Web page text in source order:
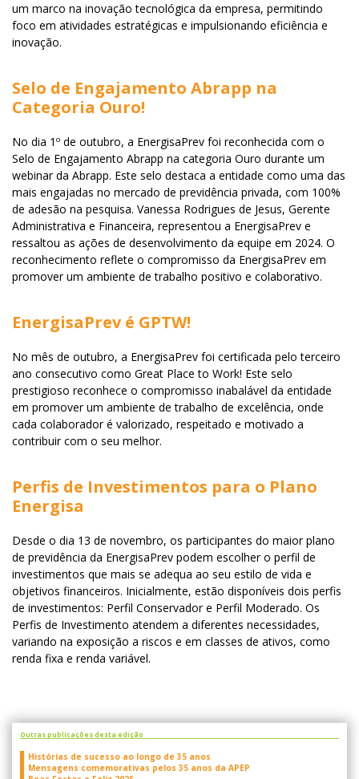
um marco na inovação tecnológica da empresa, permitindo
foco em atividades estratégicas e impulsionando eficiência e
inovação.
Selo de Engajamento Abrapp na
Categoria Ouro!
No dia 1º de outubro, a EnergisaPrev foi reconhecida com o
Selo de Engajamento Abrapp na categoria Ouro durante um
webinar da Abrapp. Este selo destaca a entidade como uma das
mais engajadas no mercado de previdência privada, com 100%
de adesão na pesquisa. Vanessa Rodrigues de Jesus, Gerente
Administrativa e Financeira, representou a EnergisaPrev e
ressaltou as ações de desenvolvimento da equipe em 2024. O
reconhecimento reflete o compromisso da EnergisaPrev em
promover um ambiente de trabalho positivo e colaborativo.
EnergisaPrev é GPTW!
No mês de outubro, a EnergisaPrev foi certificada pelo terceiro
ano consecutivo como Great Place to Work! Este selo
prestigioso reconhece o compromisso inabalável da entidade
em promover um ambiente de trabalho de excelência, onde
cada colaborador é valorizado, respeitado e motivado a
contribuir com o seu melhor.
Perfis de Investimentos para o Plano
Energisa
Desde o dia 13 de novembro, os participantes do maior plano
de previdência da EnergisaPrev podem escolher o perfil de
investimentos que mais se adequa ao seu estilo de vida e
objetivos financeiros. Inicialmente, estão disponíveis dois perfis
de investimentos: Perfil Conservador e Perfil Moderado. Os
Perfis de Investimento atendem a diferentes necessidades,
variando na exposição a riscos e em classes de ativos, como
renda fixa e renda variável.
Outras publicações desta edição
Histórias de sucesso ao longo de 35 anos
Mensagens comemorativas pelos 35 anos da APEP